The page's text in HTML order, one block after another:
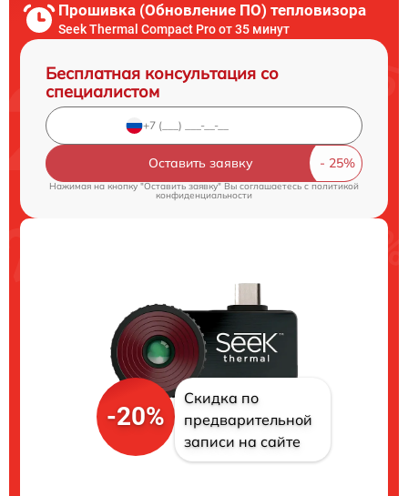
Прошивка (Обновление ПО) тепловизора
Seek Thermal Compact Pro от 35 минут
Бесплатная консультация со
специалистом
Оставить заявку
Нажимая на кнопку "Оставить заявку" Вы соглашаетесь cполитикой
конфиденциальности
-20%
Скидка по
предварительной
записи на сайте